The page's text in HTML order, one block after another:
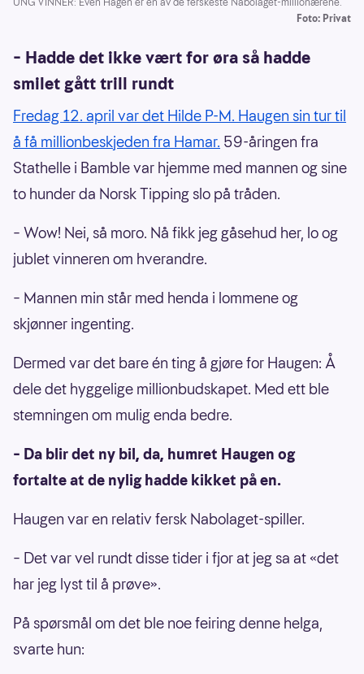
Foto: Privat
– Hadde det ikke vært for øra så hadde
smilet gått trill rundt
Fredag 12. april var det Hilde P-M. Haugen sin tur til
å få millionbeskjeden fra Hamar. 59-åringen fra
Stathelle i Bamble var hjemme med mannen og sine
to hunder da Norsk Tipping slo på tråden.
– Wow! Nei, så moro. Nå fikk jeg gåsehud her, lo og
jublet vinneren om hverandre.
– Mannen min står med henda i lommene og
skjønner ingenting.
Dermed var det bare én ting å gjøre for Haugen: Å
dele det hyggelige millionbudskapet. Med ett ble
stemningen om mulig enda bedre.
– Da blir det ny bil, da, humret Haugen og
fortalte at de nylig hadde kikket på en.
Haugen var en relativ fersk Nabolaget-spiller.
– Det var vel rundt disse tider i fjor at jeg sa at «det
har jeg lyst til å prøve».
På spørsmål om det ble noe feiring denne helga,
svarte hun: